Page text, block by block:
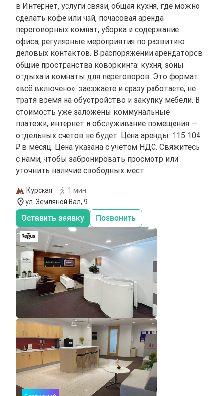
в Интернет, услуги связи, общая кухня, где можно
сделать кофе или чай, почасовая аренда
переговорных комнат, уборка и содержание
офиса, регулярные мероприятия по развитию
деловых контактов. В распоряжении арендаторов
общие пространства коворкинга: кухня, зоны
отдыха и комнаты для переговоров. Это формат
«всё включено»: заезжаете и сразу работаете, не
тратя время на обустройство и закупку мебели. В
стоимость уже заложены коммунальные
платежи, интернет и обслуживание помещения —
отдельных счетов не будет. Цена аренды: 115 104
₽ в месяц. Цена указана с учётом НДС. Свяжитесь
с нами, чтобы забронировать просмотр или
уточнить наличие свободных мест.
Курская
1 мин
ул. Земляной Вал, 9
Оставить заявку Позвонить